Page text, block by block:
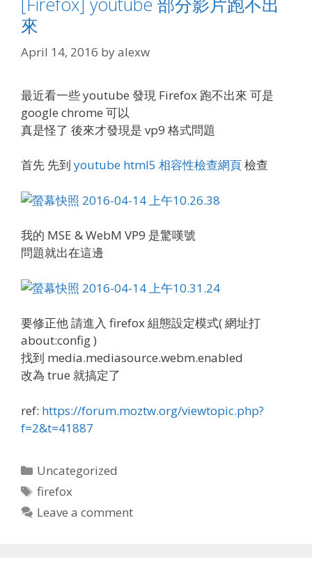
來
April 14, 2016 byalexw
最近看一些 youtube 發現 Firefox 跑不出來 可是
google chrome 可以
真是怪了 後來才發現是 vp9 格式問題
首先 先到 youtube html5 相容性檢查網頁檢查
我的 MSE & WebM VP9 是驚嘆號
問題就出在這邊
要修正他 請進入 firefox 組態設定模式( 網址打
about:config )
找到 media.mediasource.webm.enabled
改為 true 就搞定了
ref: https://forum.moztw.org/viewtopic.php?
f=2&t=41887
Categories
Uncategorized
Tags
firefox
Leave a comment